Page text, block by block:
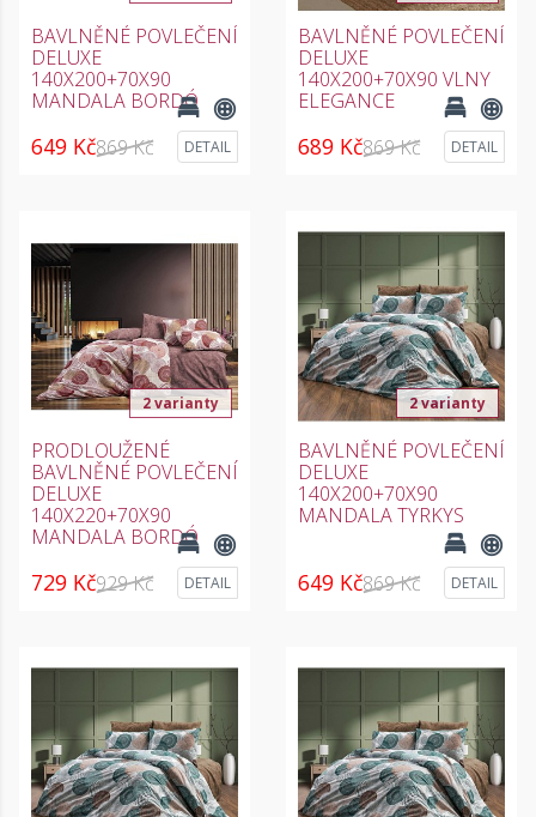
BAVLNĚNÉ POVLEČENÍ
DELUXE
140X200+70X90
MANDALA BORDÓ
649 Kč869 Kč DETAIL
BAVLNĚNÉ POVLEČENÍ
DELUXE
140X200+70X90 VLNY
ELEGANCE
689 Kč869 Kč DETAIL
2 varianty
PRODLOUŽENÉ
BAVLNĚNÉ POVLEČENÍ
DELUXE
140X220+70X90
MANDALA BORDÓ
729 Kč929 Kč DETAIL
2 varianty
BAVLNĚNÉ POVLEČENÍ
DELUXE
140X200+70X90
MANDALA TYRKYS
649 Kč869 Kč DETAIL